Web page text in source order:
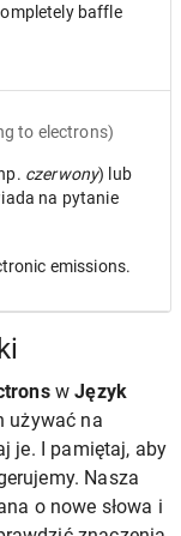
baffle
to electrons)
czerwony) lub
na pytanie
emissions.
wJęzyk
używać na
je. I pamiętaj, aby
Nasza
o nowe słowa i